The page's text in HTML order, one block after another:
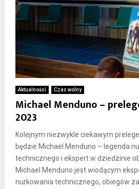
Aktualności Czas wolny
Michael Menduno –
2023
Kolejnym niezwykle ciekawym
będzie Michael Menduno – legenda
technicznego i ekspert w dziedzinie
Michael Menduno jest wiodącym
nurkowania technicznego, obiegów